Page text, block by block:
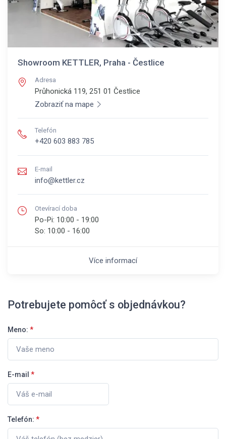
Showroom KETTLER, Praha - Čestlice
Adresa
Průhonická 119, 251 01 Čestlice
Zobraziť na mape
Telefón
+420 603 883 785
E-mail
info@kettler.cz
Otevírací doba
Po-Pi: 10:00 - 19:00
So: 10:00 - 16:00
Více informací
Potrebujete pomôcť s objednávkou?
Meno: *
E-mail *
Telefón: *